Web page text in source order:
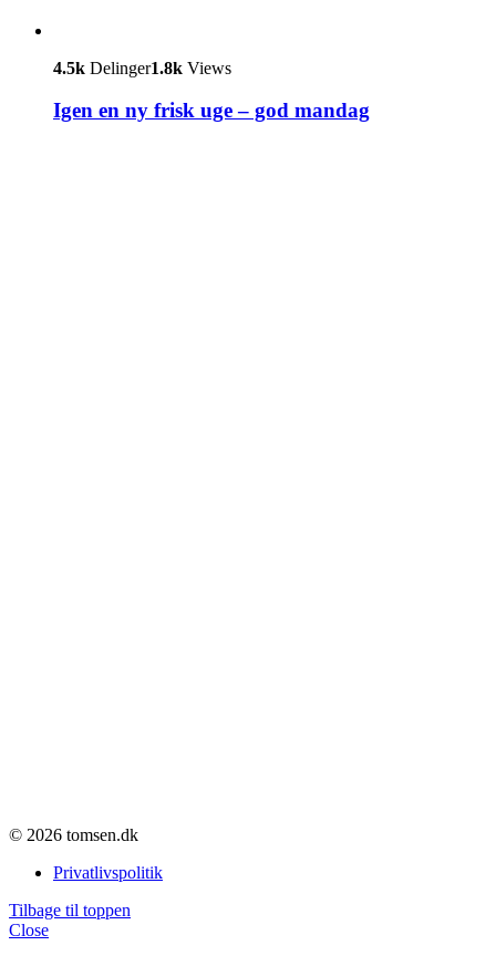
4.5k Delinger1.8k Views
Igen en ny frisk uge – god mandag
© 2026 tomsen.dk
Privatlivspolitik
Tilbage til toppen
Close